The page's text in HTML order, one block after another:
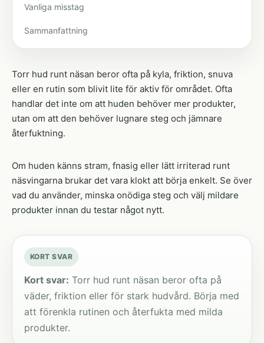
Vanliga misstag
Sammanfattning
Torr hud runt näsan beror ofta på kyla, friktion, snuva
eller en rutin som blivit lite för aktiv för området. Ofta
handlar det inte om att huden behöver mer produkter,
utan om att den behöver lugnare steg och jämnare
återfuktning.
Om huden känns stram, fnasig eller lätt irriterad runt
näsvingarna brukar det vara klokt att börja enkelt. Se över
vad du använder, minska onödiga steg och välj mildare
produkter innan du testar något nytt.
KORT SVAR
Kort svar: Torr hud runt näsan beror ofta på
väder, friktion eller för stark hudvård. Börja med
att förenkla rutinen och återfukta med milda
produkter.